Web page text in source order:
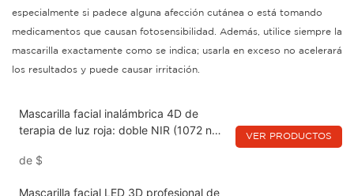
especialmente si padece alguna afección cutánea o está tomando
medicamentos que causan fotosensibilidad. Además, utilice siempre la
mascarilla exactamente como se indica; usarla en exceso no acelerará
los resultados y puede causar irritación.
Mascarilla facial inalámbrica 4D de
terapia de luz roja: doble NIR (1072 nm
nm, recargable e inalámbrica para el
de $
VER PRODUCTOS
Mascarilla facial LED 3D profesional de